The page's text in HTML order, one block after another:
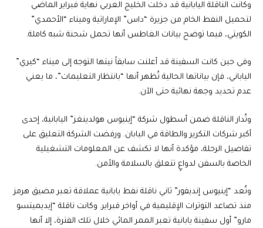
وكانت الناقلة اليابانية قد دخلت الخليج العربي نهاية فبراير الماضي
لتحميل النفط الخام من جزيرة “داس” الإماراتية وميناء “الأحمدي”
الكويتي، فيما توضح بيانات الغاطس أنها تحمل شحنة شبه كاملة.
وفي حين كانت السفينة قد أعلنت سابقاً نيتها التوجه إلى ميناء “كيري”
الياباني، فإن بياناتها الحالية تُظهر أنها “بانتظار التعليمات”، ما يعني
عدم تحديد وجهة نهائية حتى الآن.
وتُدار الناقلة ضمن أسطول شركة “إينيوس هولدينغز” اليابانية، إحدى
أكبر شركات التكرير والطاقة في اليابان. ورفضت الشركة التعليق على
تفاصيل الرحلة، مؤكدة أنها لا تكشف عن المعلومات التشغيلية
الخاصة بالسفن لدواعٍ تتعلق بالسلامة والأمن.
وتُعد “إينيوس إنديفور” ثاني ناقلة نفط يابانية عملاقة تعبر مضيق هرمز
منذ تصاعد التوترات الإقليمية في أواخر فبراير. وكانت ناقلة “إيديميتسو
مارو” أول سفينة يابانية تعبر الممر المائي خلال تلك الفترة، إلا أنها